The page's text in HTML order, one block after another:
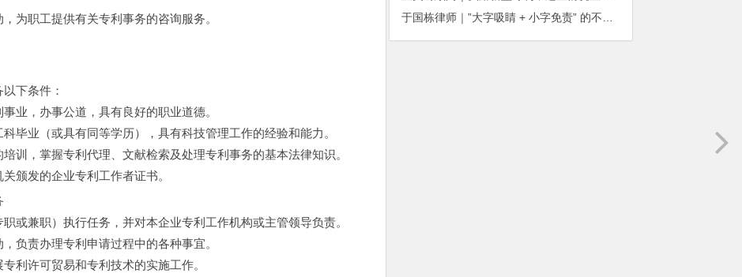
职工提供有关专利事务的咨询服务。
下条件：
，办事公道，具有良好的职业道德。
业（或具有同等学历），具有科技管理工作的经验和能力。
，掌握专利代理、文献检索及处理专利事务的基本法律知识。
发的企业专利工作者证书。
兼职）执行任务，并对本企业专利工作机构或主管领导负责。
责办理专利申请过程中的各种事宜。
许可贸易和专利技术的实施工作。